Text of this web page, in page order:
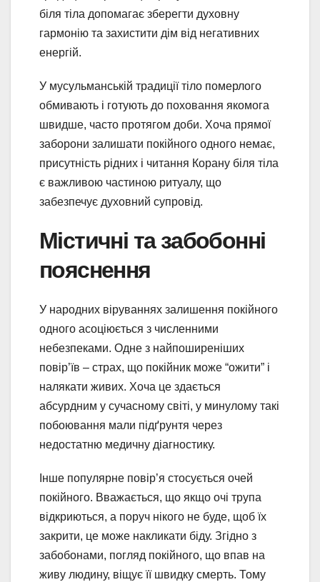
біля тіла допомагає зберегти духовну
гармонію та захистити дім від негативних
енергій.
У мусульманській традиції тіло померлого
обмивають і готують до поховання якомога
швидше, часто протягом доби. Хоча прямої
заборони залишати покійного одного немає,
присутність рідних і читання Корану біля тіла
є важливою частиною ритуалу, що
забезпечує духовний супровід.
Містичні та забобонні
пояснення
У народних віруваннях залишення покійного
одного асоціюється з численними
небезпеками. Одне з найпоширеніших
повір’їв – страх, що покійник може “ожити” і
налякати живих. Хоча це здається
абсурдним у сучасному світі, у минулому такі
побоювання мали підґрунтя через
недостатню медичну діагностику.
Інше популярне повір’я стосується очей
покійного. Вважається, що якщо очі трупа
відкриються, а поруч нікого не буде, щоб їх
закрити, це може накликати біду. Згідно з
забобонами, погляд покійного, що впав на
живу людину, віщує її швидку смерть. Тому